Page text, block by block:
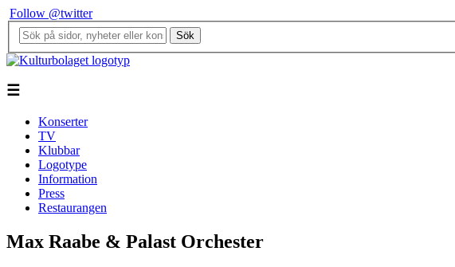
Follow @twitter
Sök
☰
Konserter
TV
Klubbar
Logotype
Information
Press
Restaurangen
Max Raabe & Palast Orchester